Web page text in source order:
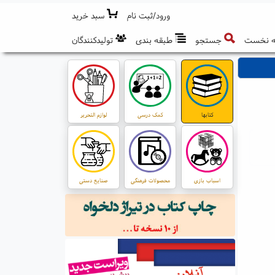
ورود/ثبت نام
سبد خرید
نخست
جستجو طبقه بندی تولیدکنندگان
کتابها کمک درسی لوازم التحریر
اسباب بازی محصولات فرهنگی صنایع دستی